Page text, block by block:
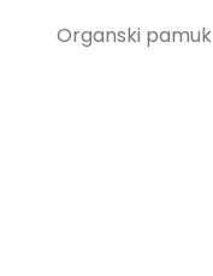
Organski pamuk